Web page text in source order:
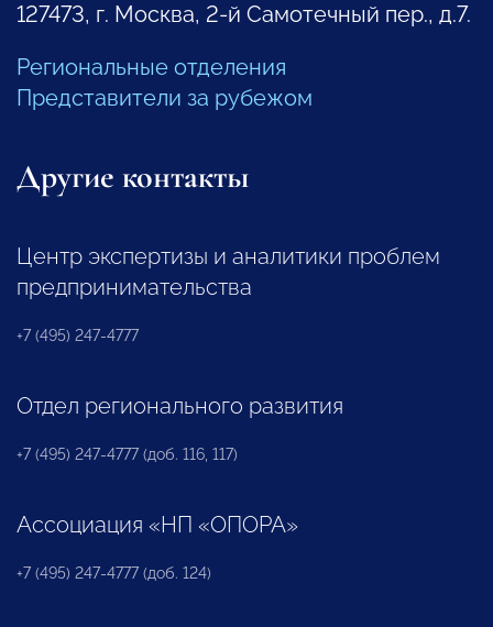
127473, г. Москва, 2-й Самотечный пер., д.7.
Региональные отделения
Представители за рубежом
Другие контакты
Центр экспертизы и аналитики проблем
предпринимательства
+7 (495) 247-4777
Отдел регионального развития
+7 (495) 247-4777 (доб. 116, 117)
Ассоциация «НП «ОПОРА»
+7 (495) 247-4777 (доб. 124)